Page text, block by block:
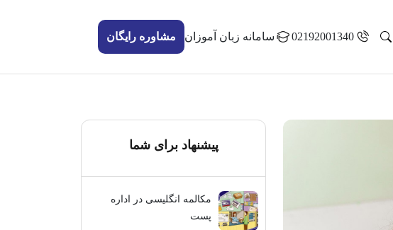
02192001340 سامانه زبان آموزان مشاوره رایگان
پیشنهاد برای شما
مکالمه انگلیسی در اداره
پست